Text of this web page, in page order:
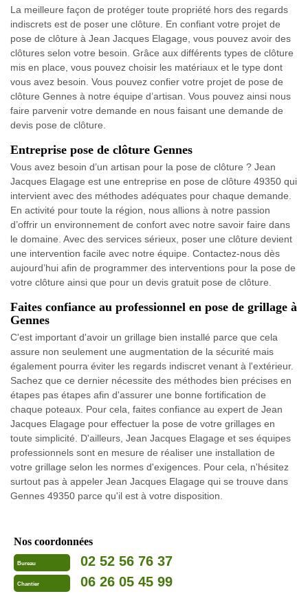
La meilleure façon de protéger toute propriété hors des regards
indiscrets est de poser une clôture. En confiant votre projet de
pose de clôture à Jean Jacques Elagage, vous pouvez avoir des
clôtures selon votre besoin. Grâce aux différents types de clôture
mis en place, vous pouvez choisir les matériaux et le type dont
vous avez besoin. Vous pouvez confier votre projet de pose de
clôture Gennes à notre équipe d’artisan. Vous pouvez ainsi nous
faire parvenir votre demande en nous faisant une demande de
devis pose de clôture.
Entreprise pose de clôture Gennes
Vous avez besoin d’un artisan pour la pose de clôture ? Jean
Jacques Elagage est une entreprise en pose de clôture 49350 qui
intervient avec des méthodes adéquates pour chaque demande.
En activité pour toute la région, nous allions à notre passion
d’offrir un environnement de confort avec notre savoir faire dans
le domaine. Avec des services sérieux, poser une clôture devient
une intervention facile avec notre équipe. Contactez-nous dès
aujourd’hui afin de programmer des interventions pour la pose de
votre clôture ainsi que pour un devis gratuit pose de clôture.
Faites confiance au professionnel en pose de grillage à
Gennes
C'est important d'avoir un grillage bien installé parce que cela
assure non seulement une augmentation de la sécurité mais
également pourra éviter les regards indiscret venant à l'extérieur.
Sachez que ce dernier nécessite des méthodes bien précises en
étapes pas étapes afin d'assurer une bonne fortification de
chaque poteaux. Pour cela, faites confiance au expert de Jean
Jacques Elagage pour effectuer la pose de votre grillages en
toute simplicité. D'ailleurs, Jean Jacques Elagage et ses équipes
professionnels sont en mesure de réaliser une installation de
votre grillage selon les normes d'exigences. Pour cela, n'hésitez
surtout pas à appeler Jean Jacques Elagage qui se trouve dans
Gennes 49350 parce qu'il est à votre disposition.
Nos coordonnées
Bureau 02 52 56 76 37
Chantier 06 26 05 45 99